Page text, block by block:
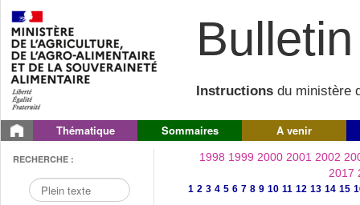
Instructions du ministère
Thématique Sommaires A venir
RECHERCHE : 1998 1999 2000 2001 2002
2017
1 2 3 4 5 6 7 8 9 10 11 12 13 14 15